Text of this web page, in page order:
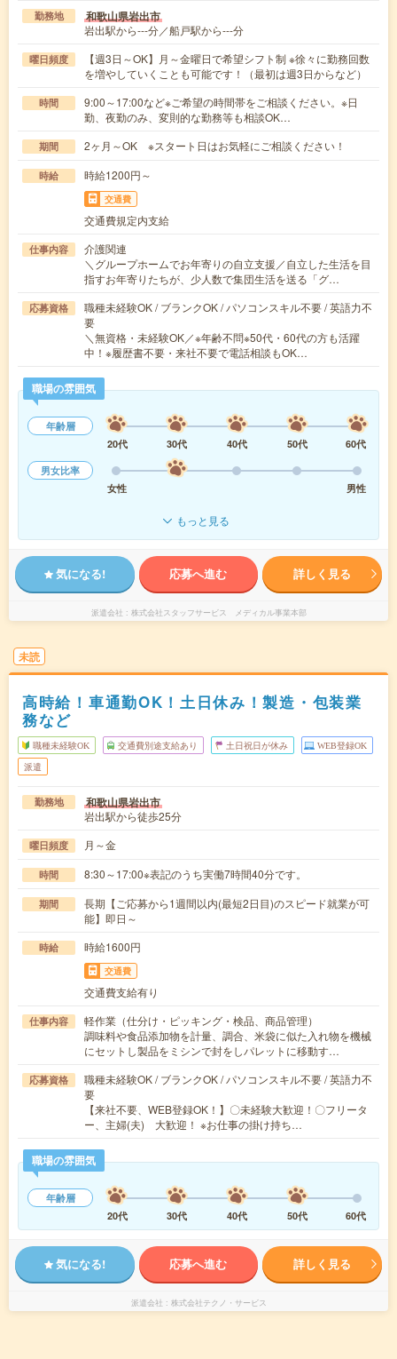
勤務地 和歌山県岩出市
岩出駅から---分／船戸駅から---分
曜日頻度
【週3日～OK】月～金曜日で希望シフト制 ※徐々に勤務回数
を増やしていくことも可能です！（最初は週3日からなど）
時間
9:00～17:00など※ご希望の時間帯をご相談ください。※日
勤、夜勤のみ、変則的な勤務等も相談OK…
期間 2ヶ月～OK ※スタート日はお気軽にご相談ください！
時給 時給1200円～
交通費
交通費規定内支給
仕事内容
介護関連
＼グループホームでお年寄りの自立支援／自立した生活を目
指すお年寄りたちが、少人数で集団生活を送る「グ…
応募資格
職種未経験OK / ブランクOK / パソコンスキル不要 / 英語力不
要
＼無資格・未経験OK／※年齢不問※50代・60代の方も活躍
中！※履歴書不要・来社不要で電話相談もOK…
職場の雰囲気
年齢層
20代
30代 40代 50代
60代
男女比率
女性
男性
もっと見る
気になる! 応募へ進む 詳しく見る
派遣会社 株式会社スタッフサービス メディカル事業本部
未読
高時給！車通勤OK！土日休み！製造・包装業
務など
職種未経験OK 交通費別途支給あり 土日祝日が休み WEB登録OK
派遣
勤務地 和歌山県岩出市
岩出駅から徒歩25分
曜日頻度 月～金
時間 8:30～17:00※表記のうち実働7時間40分です。
期間
長期【ご応募から1週間以内(最短2日目)のスピード就業が可
能】即日～
時給 時給1600円
交通費
交通費支給有り
仕事内容
軽作業（仕分け・ピッキング・検品、商品管理）
調味料や食品添加物を計量、調合、米袋に似た入れ物を機械
にセットし製品をミシンで封をしパレットに移動す…
応募資格
職種未経験OK / ブランクOK / パソコンスキル不要 / 英語力不
要
【来社不要、WEB登録OK！】〇未経験大歓迎！〇フリータ
ー、主婦(夫) 大歓迎！ ※お仕事の掛け持ち…
職場の雰囲気
年齢層
20代
30代 40代 50代 60代
気になる! 応募へ進む 詳しく見る
派遣会社 株式会社テクノ・サービス